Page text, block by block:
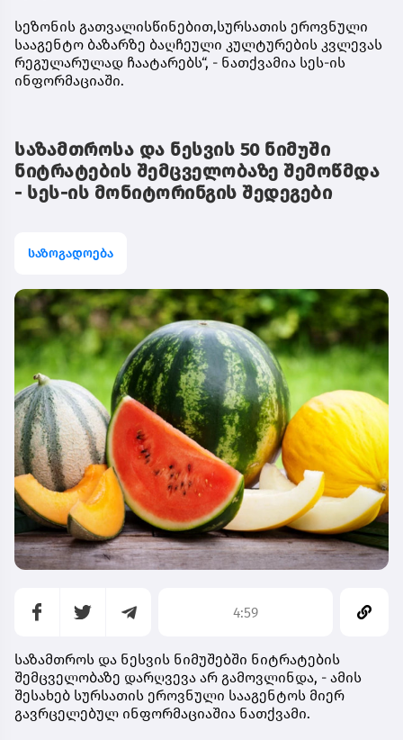
სეზონის გათვალისწინებით,სურსათის ეროვნული
სააგენტო ბაზარზე ბაღჩეული კულტურების კვლევას
რეგულარულად ჩაატარებს“, - ნათქვამია სეს-ის
ინფორმაციაში.
საზამთროსა და ნესვის 50 ნიმუში
ნიტრატების შემცველობაზე შემოწმდა
- სეს-ის მონიტორინგის შედეგები
საზოგადოება
4:59
საზამთროს და ნესვის ნიმუშებში ნიტრატების
შემცველობაზე დარღვევა არ გამოვლინდა, - ამის
შესახებ სურსათის ეროვნული სააგენტოს მიერ
გავრცელებულ ინფორმაციაშია ნათქვამი.